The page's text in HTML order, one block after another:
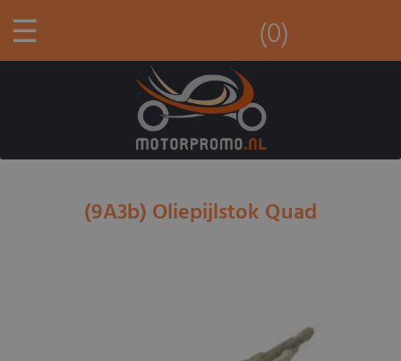
☰ (0)
(9A3b) Oliepijlstok Quad